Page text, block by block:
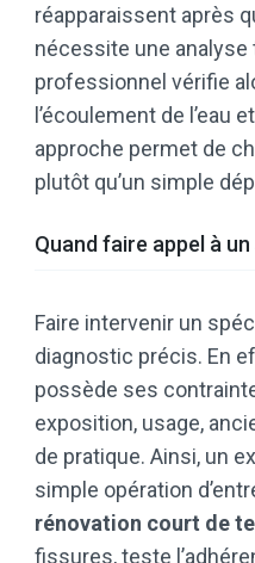
réapparaissent après
nécessite une analyse
professionnel vérifie
l’écoulement de l’eau
approche permet de
plutôt qu’un simple
Quand faire appel à
Faire intervenir un
diagnostic précis. En
possède ses
exposition, usage,
de pratique. Ainsi, un
simple opération
rénovation court de
fissures, teste